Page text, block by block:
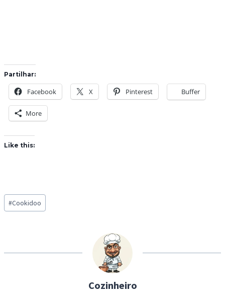
Partilhar:
Facebook X Pinterest Buffer
More
Like this:
Post
Tags:
#Cookidoo
Cozinheiro